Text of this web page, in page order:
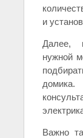
и
Далее,
нужной
Важно